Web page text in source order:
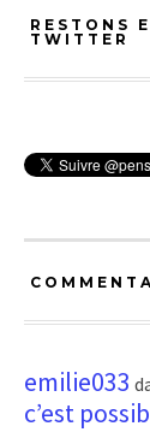
RESTONS
TWITTER
emilie033
c’est